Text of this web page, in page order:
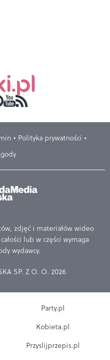
Polityka prywatności
zdjęć i materiałów wideo
lub w części wymaga
wydawcy.
SP. Z O. O. 2026
Party.pl
Kobieta.pl
Przyslijprzepis.pl